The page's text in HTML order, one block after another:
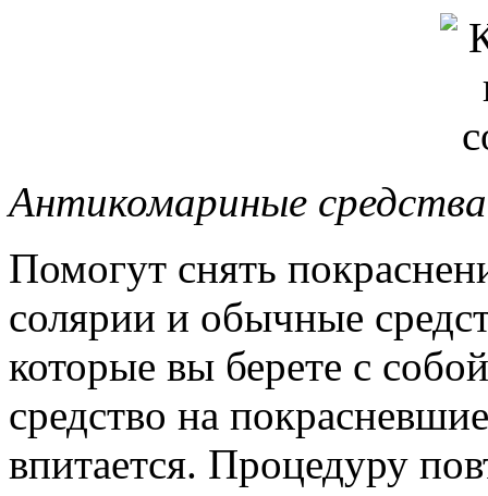
Антикомариные средства
Помогут снять
солярии и обычные
которые вы берете с
средство на
впитается. Процедуру